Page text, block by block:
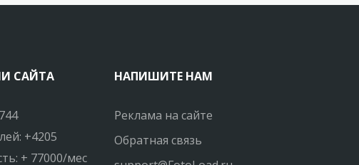
САЙТА
+4205
+ 77000/мес
НАПИШИТЕ НАМ
Реклама на сайте
Обратная связь